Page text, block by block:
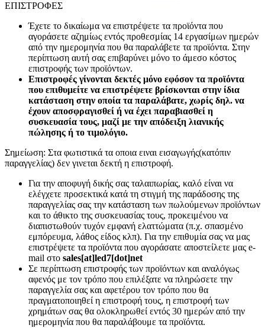
ΕΠΙΣΤΡΟΦΕΣ
Έχετε το δικαίωμα να επιστρέψετε τα προϊόντα που
αγοράσετε αζημίως εντός προθεσμίας 14 εργασίμων ημερών
από την ημερομηνία που θα παραλάβετε τα προϊόντα. Στην
περίπτωση αυτή σας επιβαρύνει μόνο το άμεσο κόστος
επιστροφής των προϊόντων.
Επιστροφές γίνονται δεκτές μόνο εφόσον τα προϊόντα
που επιθυμείτε να επιστρέψετε βρίσκονται στην ίδια
κατάσταση στην οποία τα παραλάβατε, χωρίς δηλ. να
έχουν αποσφραγισθεί ή να έχει παραβιασθεί η
συσκευασία τους, μαζί με την απόδειξη λιανικής
πώλησης ή το τιμολόγιο.
Σημείωση: Στα φωτιστικά τα οποια ειναι εισαγωγής(κατόπιν
παραγγελίας) δεν γινεται δεκτή η επιστροφή.
Για την αποφυγή δικής σας ταλαιπωρίας, καλό είναι να
ελέγχετε προσεκτικά κατά τη στιγμή της παράδοσης της
παραγγελίας σας την κατάσταση των πωλούμενων προϊόντων
και το άθικτο της συσκευασίας τους, προκειμένου να
διαπιστωθούν τυχόν εμφανή ελαττώματα (π.χ. σπασμένο
εμπόρευμα, λάθος είδος κλπ). Για την επιθυμία σας να μας
επιστρέψετε τα προϊόντα που αγοράσατε αποστείλετε μας e-
mail στο sales[at]led7[dot]net
Σε περίπτωση επιστροφής των προϊόντων και αναλόγως
αφενός με τον τρόπο που επιλέξατε να πληρώσετε την
παραγγελία σας και αφετέρου τον τρόπο που θα
πραγματοποιηθεί η επιστροφή τους, η επιστροφή των
χρημάτων σας θα ολοκληρωθεί εντός 30 ημερών από την
ημερομηνία που θα παραλάβουμε τα προϊόντα.